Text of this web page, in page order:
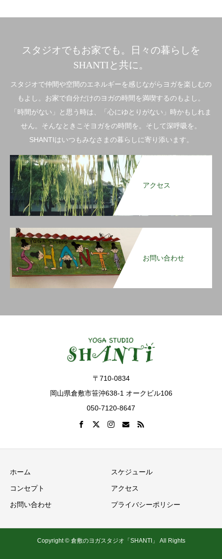
スタジオでもお家でも。日々の暮らしを
SHANTIと共に。
スタジオで仲間や空間のエネルギーを感じながらヨガを楽しむの
もよし。お家で自分だけのヨガの時間を満喫するのもよし。
「時間がない」と思う時は、「心にゆとりがない」時かもしれま
せん。そんなときこそヨガをの時間を。そして深呼吸を。
SHANTIはいつもみなさまの暮らしに寄り添います。
アクセス
お問い合わせ
〒710-0834
岡山県倉敷市笹沖638-1 オークビル106
050-7120-8647
ホーム スケジュール
コンセプト アクセス
お問い合わせ プライバシーポリシー
Copyright © 倉敷のヨガスタジオ「SHANTI」 All Rights